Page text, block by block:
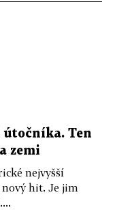
útočníka. Ten
zemi
nejvyšší
hit. Je jim